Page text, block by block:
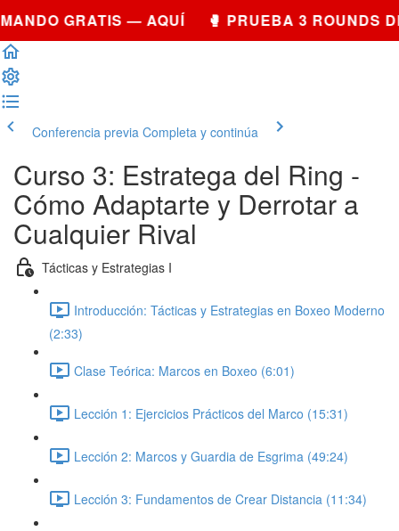
GRATIS — AQUÍ 🥊 PRUEBA 3 ROUNDS
Conferencia previa Completa y continúa
Curso 3: Estratega del Ring -
Cómo Adaptarte y Derrotar a
Cualquier Rival
Tácticas y Estrategias I
Introducción: Tácticas y Estrategias en Boxeo Moderno
(2:33)
Clase Teórica: Marcos en Boxeo (6:01)
Lección 1: Ejercicios Prácticos del Marco (15:31)
Lección 2: Marcos y Guardia de Esgrima (49:24)
Lección 3: Fundamentos de Crear Distancia (11:34)